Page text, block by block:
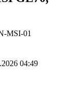
04:49